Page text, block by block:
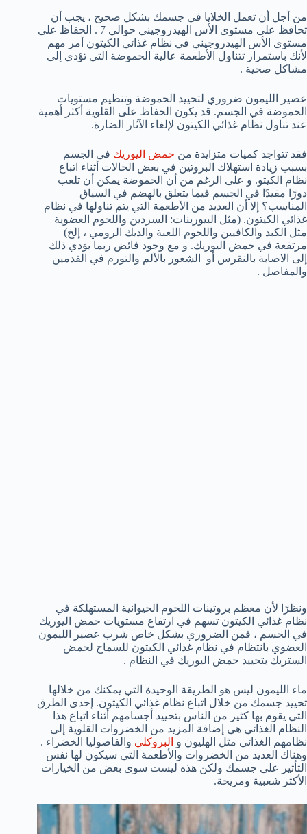
من أجل أن تعمل الخلايا في جسمك بشكل صحيح ، يجب أن
تحافظ على مستوى الأس الهيدروجيني حوالي 7 . الحفاظ على
مستوى الأس الهيدروجيني في نظام غذائي الكيتون أمر مهم
لأنك باستمرار تتناول الأطعمة عالية الحموضة التي تؤدي إلى
مشاكل صحية .
عصير الليمون ضروري لتحييد الحموضة وتنظيم مستويات
الحموضة في الجسم. قد يكون الحفاظ على القلوية أكثر أهمية
عند تناول نظام غذائي الكيتون لإلغاء الآثار الضارة.
فقد تتواجد كميات متزايدة من حمض اليوريك في الجسم
بسبب زيادة استهلاك البروتين في بعض الحالات أثناء اتباع
نظام الكيتو. و على الرغم من أن الحموضة يمكن أن تلعب
دورًا مفيدًا في الجسم فيما يتعلق بالهضم في السياق
المناسب؟ إلا أن العديد من الأطعمة التي يتم تناولها في نظام
غذائي الكيتون. (مثل البيورينات: السردين واللحوم العضوية
مثل الكبد والكافيين واللحوم اللعبة والديك الرومي ، إلخ)
مرتفعة في حمض اليوريك. و مع وجود فائض ربما يؤدي ذلك
إلى الاصابة بالنقرس أو الشعور بالألم والتورم في القدمين
والمفاصل .
ونظرًا لأن معظم بروتينات اللحوم الحيوانية المستهلكة في
نظام غذائي الكيتون تسهم في ارتفاع مستويات حمض اليوريك
في الجسم ، فمن الضروري بشكل خاص شرب عصير الليمون
العضوي بانتظام في نظام غذائي الكيتون للسماح لحمض
الستريك بتحييد حمض اليوريك في النظام .
ماء الليمون ليس هو الطريقة الوحيدة التي يمكنك من خلالها
تحييد جسمك من خلال اتباع نظام غذائي الكيتون. إحدى الطرق
التي يقوم بها كثير من الناس بتحييد أجسامهم أثناء اتباع هذا
النظام الغذائي هي إضافة المزيد من الخضروات القلوية إلى
نظامهم الغذائي مثل الهليون و البروكلي والفاصوليا الخضراء .
وهناك العديد من الخضروات والأطعمة التي سيكون لها نفس
التأثير على جسمك ولكن هذه ليست سوى بعض من الخيارات
الأكثر شعبية ومريحة.